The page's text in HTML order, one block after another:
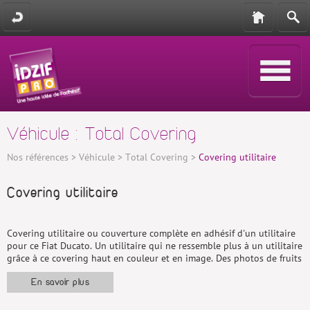
Véhicule : Total Covering
Nos références > Véhicule > Total Covering > Covering utilitaire
Covering utilitaire
Covering utilitaire ou couverture complète en adhésif d'un utilitaire
pour ce Fiat Ducato. Un utilitaire qui ne ressemble plus à un utilitaire
grâce à ce covering haut en couleur et en image. Des photos de fruits
plus vrais que nature imprimées sur vinyle conformable pour épouser
au mieux les déformations du véhicule.
En savoir plus